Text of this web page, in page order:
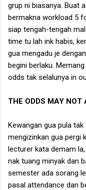
grup ni biasanya. Buat
bermakna workload 5
siap tengah-tengah
time tu lah ink habis,
gua mengadu je
begini berlaku.
odds tak selalunya in
THE ODDS MAY NOT
Kewangan gua pula
mengizinkan gua pergi
lecturer kata demam
nak tuang minyak dan
semester ada sorang
pasal attendance dan